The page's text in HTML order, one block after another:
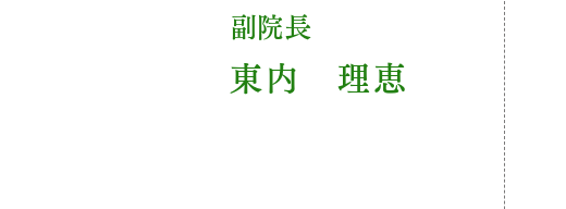
​副院長
東内 理恵